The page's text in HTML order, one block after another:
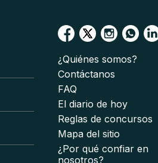
¿Quiénes somos?
Contáctanos
FAQ
El diario de hoy
Reglas de concursos
Mapa del sitio
¿Por qué confiar en
nosotros?